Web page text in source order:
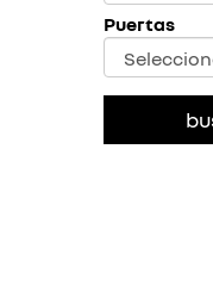
Puertas